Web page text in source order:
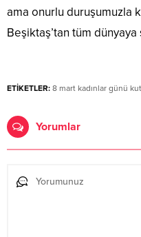
ama onurlu duruşumuzla
​Beşiktaş’tan tüm
ETİKETLER: 8 mart kadınlar günü
Yorumlar